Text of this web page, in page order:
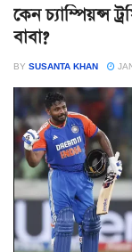
কেন চ্যাম্পিয়ন্স
বাবা?
BY SUSANTA KHAN